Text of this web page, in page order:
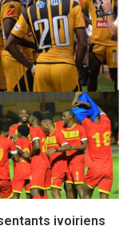
ivoiriens